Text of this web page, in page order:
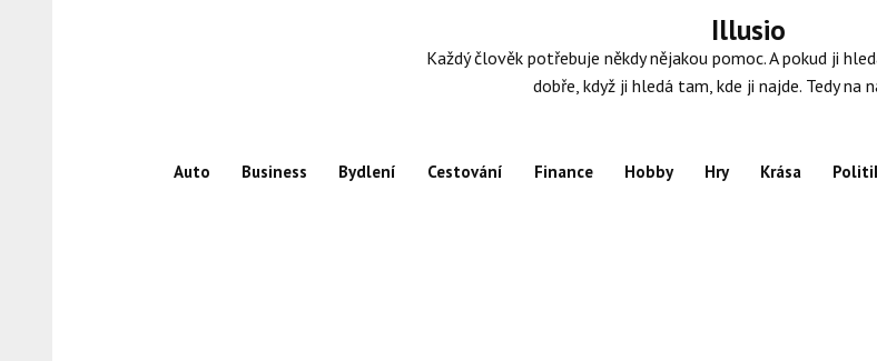
Illusio
Každý člověk potřebuje někdy nějakou pomoc. A pokud ji
dobře, když ji hledá tam, kde ji najde. Tedy na
Auto Business Bydlení Cestování Finance Hobby Hry Krása